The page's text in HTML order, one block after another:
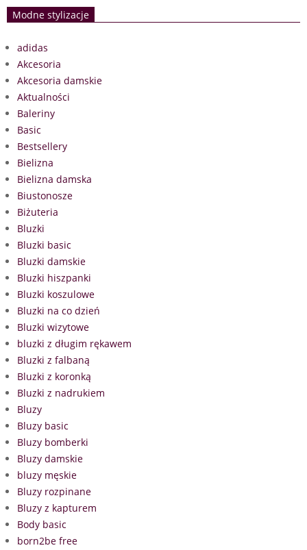
Modne stylizacje
adidas
Akcesoria
Akcesoria damskie
Aktualności
Baleriny
Basic
Bestsellery
Bielizna
Bielizna damska
Biustonosze
Biżuteria
Bluzki
Bluzki basic
Bluzki damskie
Bluzki hiszpanki
Bluzki koszulowe
Bluzki na co dzień
Bluzki wizytowe
bluzki z długim rękawem
Bluzki z falbaną
Bluzki z koronką
Bluzki z nadrukiem
Bluzy
Bluzy basic
Bluzy bomberki
Bluzy damskie
bluzy męskie
Bluzy rozpinane
Bluzy z kapturem
Body basic
born2be free